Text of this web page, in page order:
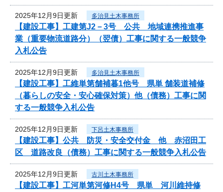
2025年12月9日更新 多治見土木事務所
【建設工事】工建第J2－3号 公共 地域連携推進事
業（重要物流道路分）（翌債）工事に関する一般競争
入札公告
2025年12月9日更新 多治見土木事務所
【建設工事】工維単第舗補暮1他号 県単 舗装道補修
（暮らしの安全・安心確保対策）他（債務）工事に関
する一般競争入札公告
2025年12月9日更新 下呂土木事務所
【建設工事】公共 防災・安全交付金 他 赤沼田工
区 道路改良（債務）工事に関する一般競争入札公告
2025年12月9日更新 古川土木事務所
【建設工事】工河単第河修H4号 県単 河川維持修